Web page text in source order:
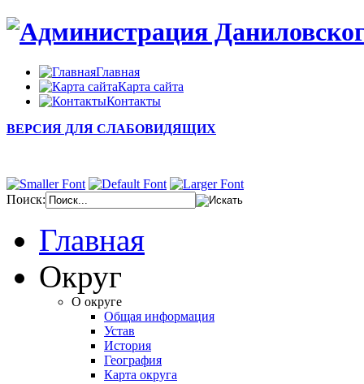
Главная
Карта сайта
Контакты
ВЕРСИЯ ДЛЯ СЛАБОВИДЯЩИХ
Поиск:
Главная
Округ
О округе
Общая информация
Устав
История
География
Карта округа